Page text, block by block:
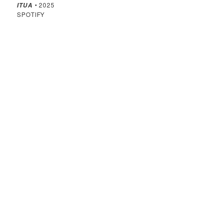
ITUA • 2025
SPOTIFY